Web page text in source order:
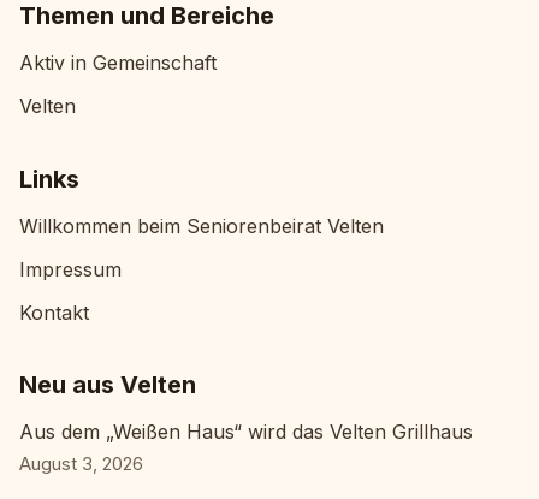
Themen und Bereiche
Aktiv in Gemeinschaft
Velten
Links
Willkommen beim Seniorenbeirat Velten
Impressum
Kontakt
Neu aus Velten
Aus dem „Weißen Haus“ wird das Velten Grillhaus
August 3, 2026